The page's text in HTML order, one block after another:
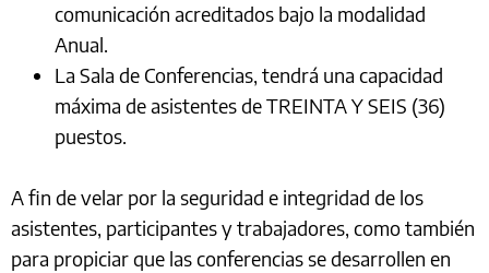
comunicación acreditados bajo la modalidad
Anual.
La Sala de Conferencias, tendrá una capacidad
máxima de asistentes de TREINTA Y SEIS (36)
puestos.
A fin de velar por la seguridad e integridad de los
asistentes, participantes y trabajadores, como también
para propiciar que las conferencias se desarrollen en